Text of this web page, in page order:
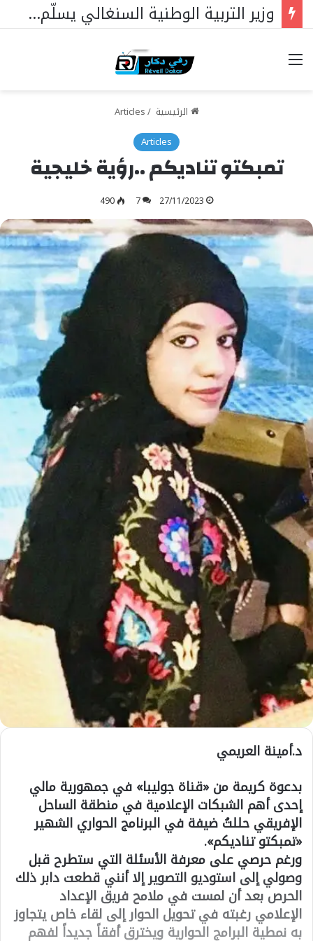
وزير التربية الوطنية السنغالي يسلّم علم الجمهورية لممثليها في مسابقة الملك عبد العزيز الدولية لحفظ القرآن الكريم بالمملكة العربية السعودية
خيارات
الرئيسية /
Articles
Articles
تمبكتو تناديكم ..رؤية خليجية
27/11/2023
7
490
د.أمينة العريمي
بدعوة كريمة من «قناة جوليبا» في جمهورية مالي
إحدى أهم الشبكات الإعلامية في منطقة الساحل
الإفريقي حللتُ ضيفة في البرنامج الحواري الشهير
«تمبكتو تناديكم».
ورغم حرصي على معرفة الأسئلة التي ستطرح قبل
وصولي إلى استوديو التصوير إلا أنني قطعت دابر ذلك
الحرص بعد أن لمست في ملامح فريق الإعداد
الإعلامي رغبته في تحويل الحوار إلى لقاء خاص يتجاوز
به نمطية البرامج الحوارية ويخترق أفقاً جديداً لفهم